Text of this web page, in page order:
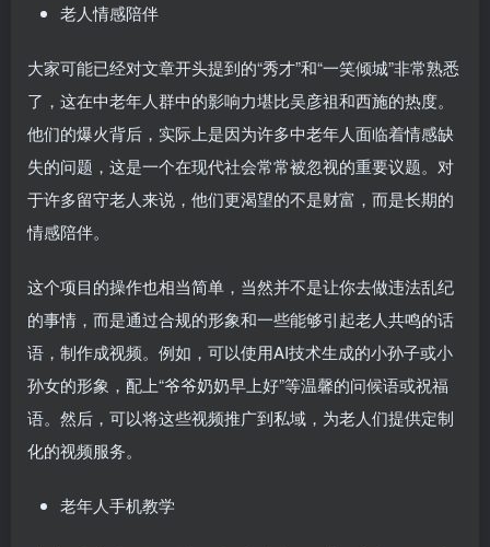
老人情感陪伴
大家可能已经对文章开头提到的“秀才”和“一笑倾城”非常熟悉
了，这在中老年人群中的影响力堪比吴彦祖和西施的热度。
他们的爆火背后，实际上是因为许多中老年人面临着情感缺
失的问题，这是一个在现代社会常常被忽视的重要议题。对
于许多留守老人来说，他们更渴望的不是财富，而是长期的
情感陪伴。
这个项目的操作也相当简单，当然并不是让你去做违法乱纪
的事情，而是通过合规的形象和一些能够引起老人共鸣的话
语，制作成视频。例如，可以使用AI技术生成的小孙子或小
孙女的形象，配上“爷爷奶奶早上好”等温馨的问候语或祝福
语。然后，可以将这些视频推广到私域，为老人们提供定制
化的视频服务。
老年人手机教学